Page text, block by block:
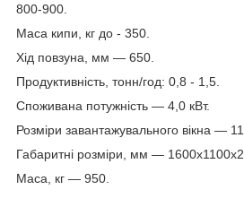
800-900.
Маса кипи, кг до - 350.
Хід повзуна, мм — 650.
Продуктивність, тонн/год: 0,8 - 1,5.
Споживана потужність — 4,0 кВт.
Розміри завантажувального вікна —
Габаритні розміри, мм —
Маса, кг — 950.